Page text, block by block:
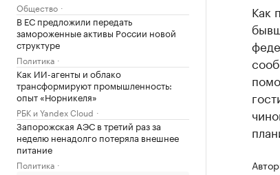
Общество
В ЕС предложили передать
замороженные активы России новой
структуре
Политика
Как ИИ-агенты и облако
трансформируют промышленность:
опыт «Норникеля»
РБК и Yandex Cloud
Запорожская АЭС в третий раз за
неделю ненадолго потеряла внешнее
питание
Политика
Как